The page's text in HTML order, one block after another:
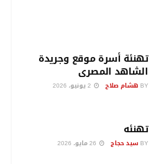
تهنئة أسرة موقع وجريدة
الشاهد المصرى
BY هشام صلاح
تهنئه
BY سيد حجاج